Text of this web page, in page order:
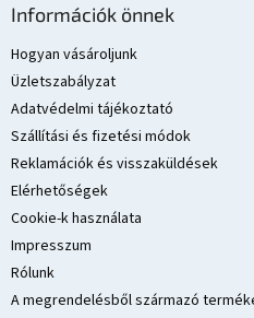
Információk önnek
Hogyan vásároljunk
Üzletszabályzat
Adatvédelmi tájékoztató
Szállítási és fizetési módok
Reklamációk és visszaküldések
Elérhetőségek
Cookie-k használata
Impresszum
Rólunk
A megrendelésből származó